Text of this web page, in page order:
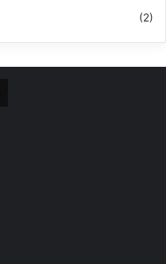
(2)